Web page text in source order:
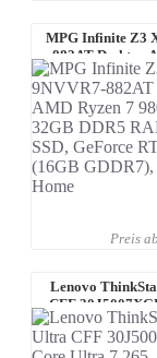
MPG Infinite Z3
882AT Desktop
Preis ab
Lenovo
CFF
Ultra